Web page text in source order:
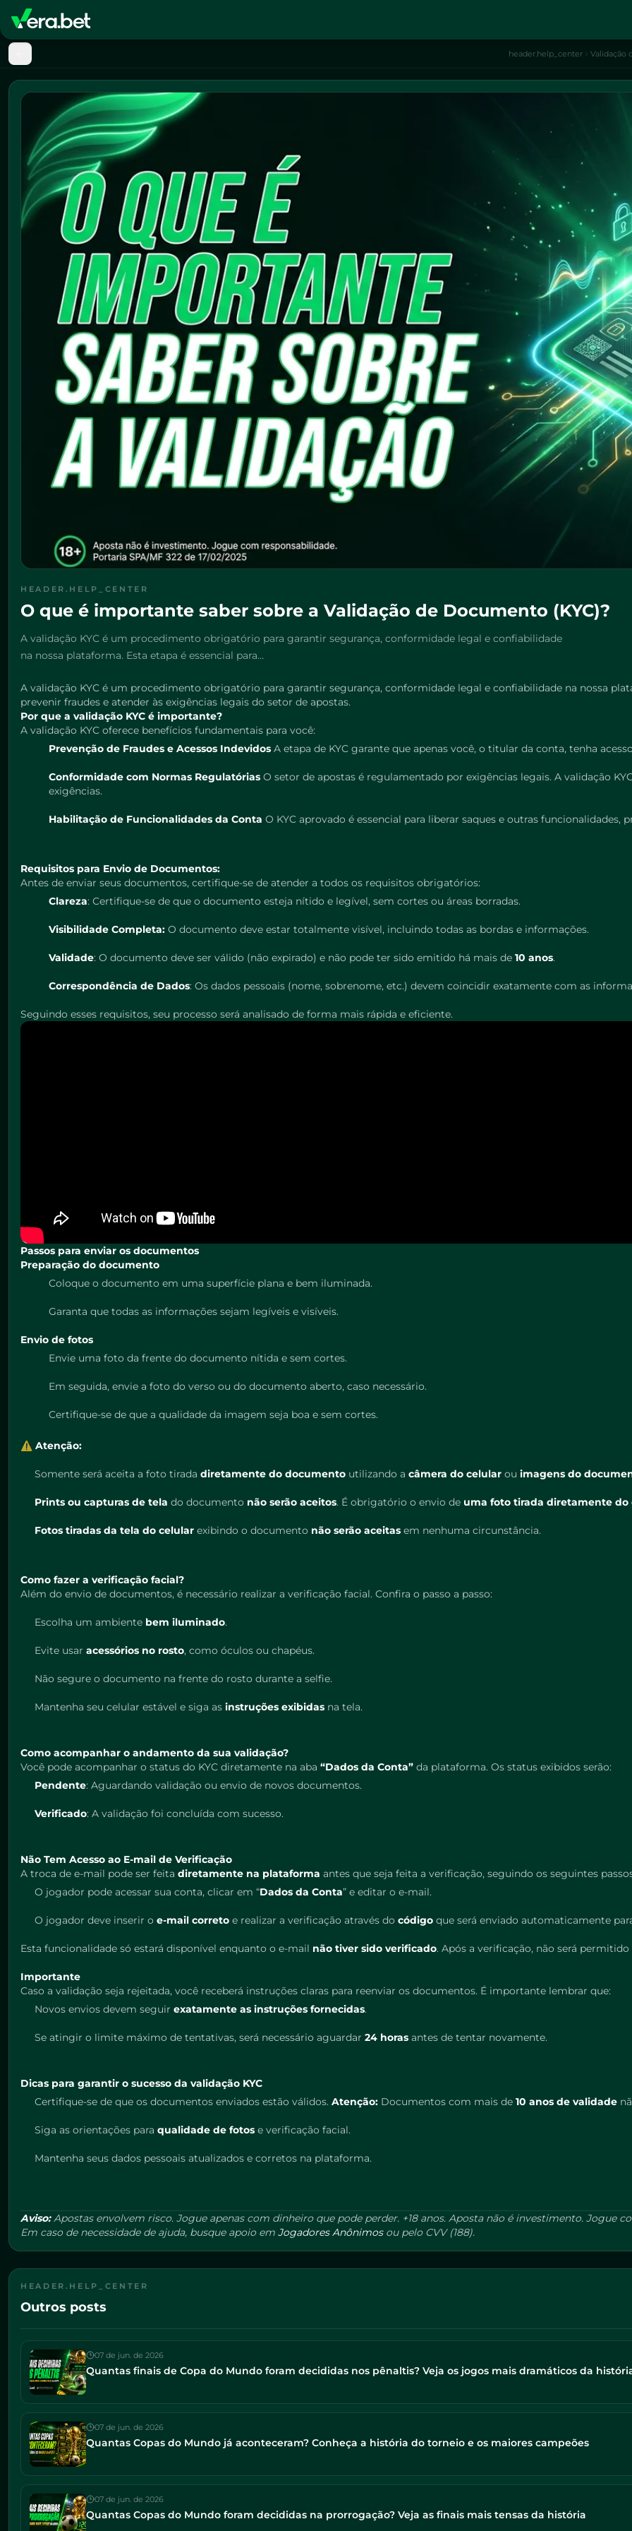
header.help_center Validação
HEADER.HELP_CENTER
O que é importante saber sobre a Validação de Documento (KYC)?
A validação KYC é um procedimento obrigatório para garantir segurança, conformidade legal e confiabilidade
na nossa plataforma. Esta etapa é essencial para…
A validação KYC é um procedimento obrigatório para garantir segurança, conformidade legal e confiabilidade na nossa
prevenir fraudes e atender às exigências legais do setor de apostas.
Por que a validação KYC é importante?
A validação KYC oferece benefícios fundamentais para você:
Prevenção de Fraudes e Acessos Indevidos A etapa de KYC garante que apenas você, o titular da conta, tenha
Conformidade com Normas Regulatórias O setor de apostas é regulamentado por exigências legais. A validação
exigências.
Habilitação de Funcionalidades da Conta O KYC aprovado é essencial para liberar saques e outras funcionalidades,
Requisitos para Envio de Documentos:
Antes de enviar seus documentos, certifique-se de atender a todos os requisitos obrigatórios:
Clareza: Certifique-se de que o documento esteja nítido e legível, sem cortes ou áreas borradas.
Visibilidade Completa: O documento deve estar totalmente visível, incluindo todas as bordas e informações.
Validade: O documento deve ser válido (não expirado) e não pode ter sido emitido há mais de 10 anos.
Correspondência de Dados: Os dados pessoais (nome, sobrenome, etc.) devem coincidir exatamente com as
Seguindo esses requisitos, seu processo será analisado de forma mais rápida e eficiente.
Passos para enviar os documentos
Preparação do documento
Coloque o documento em uma superfície plana e bem iluminada.
Garanta que todas as informações sejam legíveis e visíveis.
Envio de fotos
Envie uma foto da frente do documento nítida e sem cortes.
Em seguida, envie a foto do verso ou do documento aberto, caso necessário.
Certifique-se de que a qualidade da imagem seja boa e sem cortes.
⚠️ Atenção:
Somente será aceita a foto tirada diretamente do documento utilizando a câmera do celular ou imagens do
Prints ou capturas de tela do documento não serão aceitos. É obrigatório o envio de uma foto tirada diretamente
Fotos tiradas da tela do celular exibindo o documento não serão aceitas em nenhuma circunstância.
Como fazer a verificação facial?
Além do envio de documentos, é necessário realizar a verificação facial. Confira o passo a passo:
Escolha um ambiente bem iluminado.
Evite usar acessórios no rosto, como óculos ou chapéus.
Não segure o documento na frente do rosto durante a selfie.
Mantenha seu celular estável e siga as instruções exibidas na tela.
Como acompanhar o andamento da sua validação?
Você pode acompanhar o status do KYC diretamente na aba “Dados da Conta” da plataforma. Os status exibidos serão:
Pendente: Aguardando validação ou envio de novos documentos.
Verificado: A validação foi concluída com sucesso.
Não Tem Acesso ao E-mail de Verificação
A troca de e-mail pode ser feita diretamente na plataforma antes que seja feita a verificação, seguindo os seguintes
O jogador pode acessar sua conta, clicar em “Dados da Conta” e editar o e-mail.
O jogador deve inserir o e-mail correto e realizar a verificação através do código que será enviado automaticamente
Esta funcionalidade só estará disponível enquanto o e-mail não tiver sido verificado. Após a verificação, não será permitido
Importante
Caso a validação seja rejeitada, você receberá instruções claras para reenviar os documentos. É importante lembrar que:
Novos envios devem seguir exatamente as instruções fornecidas.
Se atingir o limite máximo de tentativas, será necessário aguardar 24 horas antes de tentar novamente.
Dicas para garantir o sucesso da validação KYC
Certifique-se de que os documentos enviados estão válidos. Atenção: Documentos com mais de 10 anos de validade
Siga as orientações para qualidade de fotos e verificação facial.
Mantenha seus dados pessoais atualizados e corretos na plataforma.
Aviso:Apostas envolvem risco. Jogue apenas com dinheiro que pode perder. +18 anos. Aposta não é investimento. Jogue
Em caso de necessidade de ajuda, busque apoio em Jogadores Anônimosou pelo CVV (188).
HEADER.HELP_CENTER
Outros posts
07 de jun. de 2026
Quantas finais de Copa do Mundo foram decididas nos pênaltis? Veja os jogos mais dramáticos da
07 de jun. de 2026
Quantas Copas do Mundo já aconteceram? Conheça a história do torneio e os maiores campeões
07 de jun. de 2026
Quantas Copas do Mundo foram decididas na prorrogação? Veja as finais mais tensas da história